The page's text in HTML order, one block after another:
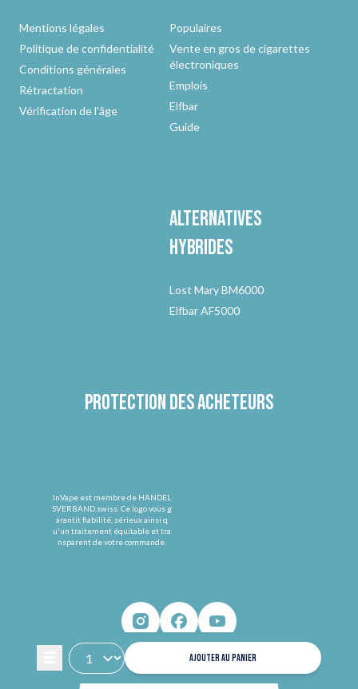
AJOUTER AU PANIER
Mentions légales
Politique de confidentialité
Conditions générales
Rétractation
Vérification de l'âge
Populaires
Vente en gros de cigarettes
électroniques
Emplois
Elfbar
Guide
Alternatives
hybrides
Lost Mary BM6000
Elfbar AF5000
Protection des acheteurs
InVape est membre de HANDEL
SVERBAND.swiss. Ce logo vous g
arantit fiabilité, sérieux ainsi q
u'un traitement équitable et tra
nsparent de votre commande.